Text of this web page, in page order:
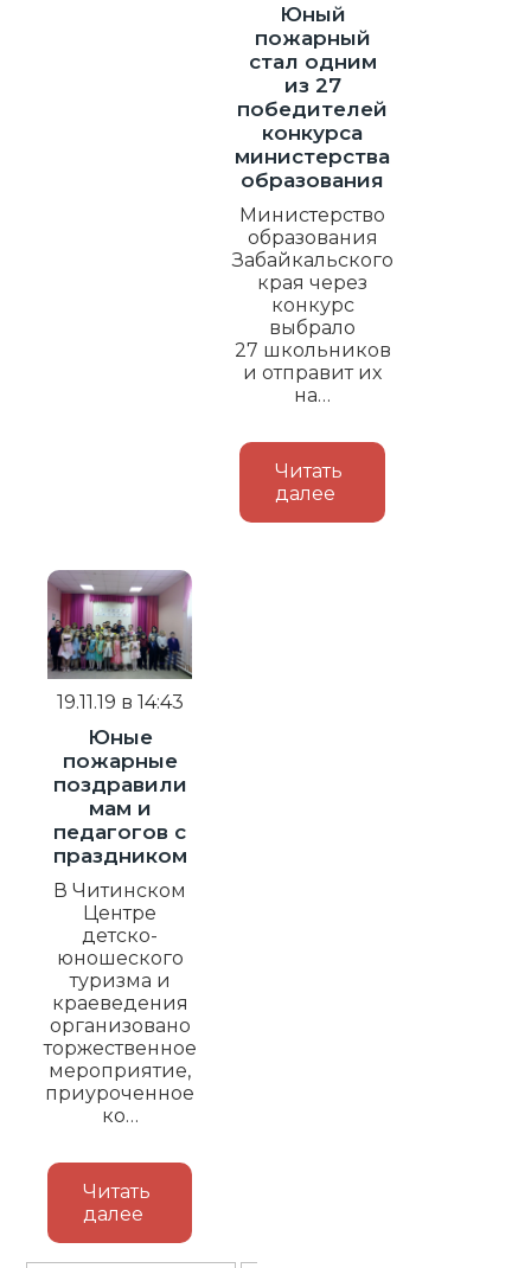
Юный
пожарный
стал одним
из 27
победителей
конкурса
министерства
образования
Министерство
образования
Забайкальского
края через
конкурс
выбрало
27 школьников
и отправит их
на…
Читать
далее
19.11.19 в 14:43
Юные
пожарные
поздравили
мам и
педагогов с
праздником
В Читинском
Центре
детско-
юношеского
туризма и
краеведения
организовано
торжественное
мероприятие,
приуроченное
ко…
Читать
далее